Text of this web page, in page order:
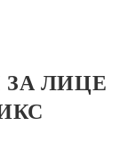
ЗА ЛИЦЕ